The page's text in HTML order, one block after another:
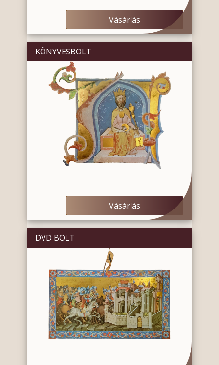
Vásárlás
KÖNYVESBOLT
Vásárlás
DVD BOLT